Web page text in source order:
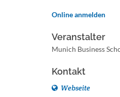
Online anmelden
Veranstalter
Munich Business
Kontakt
Webseite